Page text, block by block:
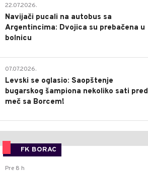
22.07.2026.
Navijači pucali na autobus sa
Argentincima: Dvojica su prebačena u
bolnicu
07.07.2026.
Levski se oglasio: Saopštenje
bugarskog šampiona nekoliko sati pred
meč sa Borcem!
FK BORAC
Pre 8 h